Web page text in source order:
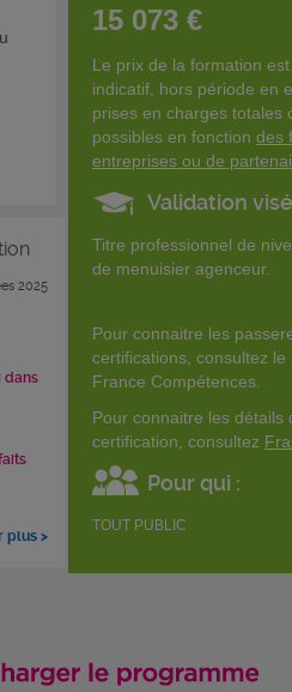
2025
dans
plus >
15 073 €
Le prix de la formation
indicatif, hors période en
prises en charges totales
possibles en fonction des
entreprises ou de
Validation
Titre professionnel de
de menuisier agenceur.
Pour connaitre les
certifications, consultez le
France Compétences.
Pour connaitre les détails
certification, consultez
Pour qui :
TOUT PUBLIC